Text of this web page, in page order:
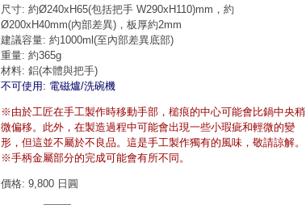
尺寸: 約Ø240xH65(包括把手 W290xH110)mm，約
Ø200xH40mm(內部差異)，板厚約2mm
建議容量: 約1000ml(至內部差異底部)
重量: 約365g
材料: 鋁(本體與把手)
不可使用: 電磁爐/洗碗機
※由於工匠在手工製作時移動手部，槌痕的中心可能會比鍋中央稍
微偏移。此外，在製造過程中可能會出現一些小瑕疵和輕微的變
形，但這並不屬於不良品。這是手工製作獨有的風味，敬請諒解。
※手柄金屬部分的完成可能會有所不同。
價格: 9,800 日圓